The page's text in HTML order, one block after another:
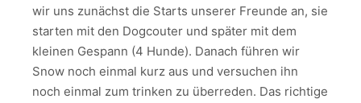
wir uns zunächst die Starts unserer Freunde an, sie
starten mit den Dogcouter und später mit dem
kleinen Gespann (4 Hunde). Danach führen wir
Snow noch einmal kurz aus und versuchen ihn
noch einmal zum trinken zu überreden. Das richtige